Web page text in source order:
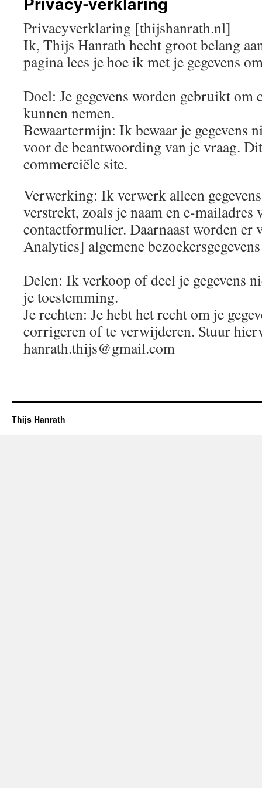
Privacyverklaring [thijshanrath.nl]
Ik, Thijs Hanrath hecht groot belang
pagina lees je hoe ik met je gegevens
Doel: Je gegevens worden gebruikt om
kunnen nemen.
Bewaartermijn: Ik bewaar je gegevens
voor de beantwoording van je vraag.
commerciële site.
Verwerking: Ik verwerk alleen
verstrekt, zoals je naam en e-mailadres
contactformulier. Daarnaast worden er
Analytics] algemene
Delen: Ik verkoop of deel je gegevens
je toestemming.
Je rechten: Je hebt het recht om je
corrigeren of te verwijderen. Stuur
hanrath.thijs@gmail.com
Thijs Hanrath